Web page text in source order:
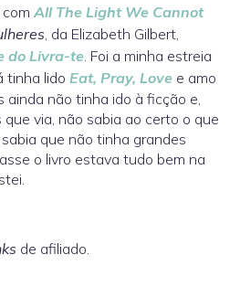
comAll The Light We Cannot
, da Elizabeth Gilbert,
do Livra-te. Foi a minha estreia
tinha lido Eat, Pray, Love e amo
ainda não tinha ido à ficção e,
via, não sabia ao certo o que
que não tinha grandes
o livro estava tudo bem na
de afiliado.